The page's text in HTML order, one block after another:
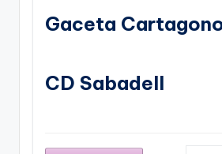
Gaceta
CD Sabadell